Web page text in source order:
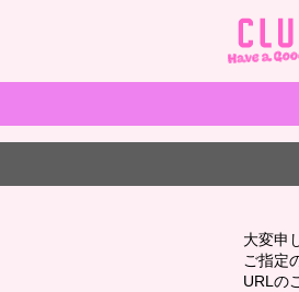
大変申
ご指定
URLの